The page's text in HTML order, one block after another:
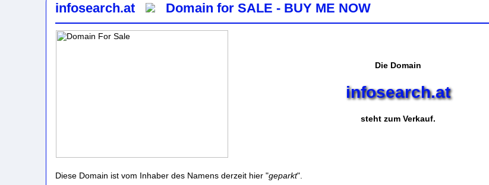
infosearch.at Domain for SALE - BUY ME NOW
Die Domain
infosearch.at
steht zum Verkauf.
Diese Domain ist vom Inhaber des Namens derzeit hier "geparkt".